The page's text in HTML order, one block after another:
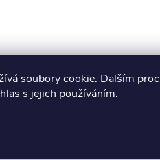
soubory cookie. Dalším
s jejich používáním.